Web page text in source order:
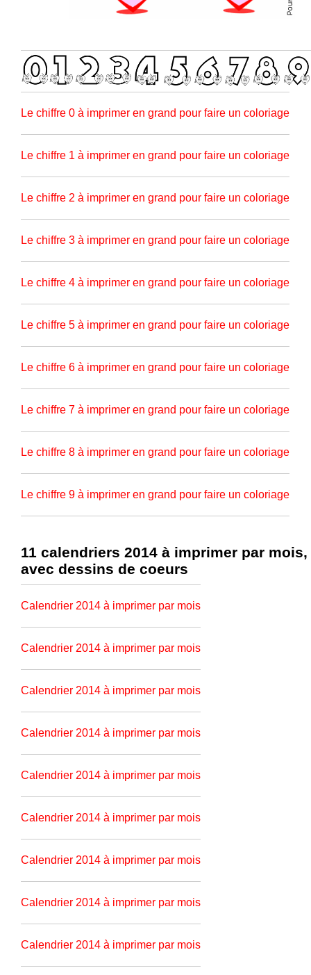
Le chiffre 0 à imprimer en grand pour faire un coloriage
Le chiffre 1 à imprimer en grand pour faire un coloriage
Le chiffre 2 à imprimer en grand pour faire un coloriage
Le chiffre 3 à imprimer en grand pour faire un coloriage
Le chiffre 4 à imprimer en grand pour faire un coloriage
Le chiffre 5 à imprimer en grand pour faire un coloriage
Le chiffre 6 à imprimer en grand pour faire un coloriage
Le chiffre 7 à imprimer en grand pour faire un coloriage
Le chiffre 8 à imprimer en grand pour faire un coloriage
Le chiffre 9 à imprimer en grand pour faire un coloriage
11 calendriers 2014 à imprimer par mois,
avec dessins de coeurs
Calendrier 2014 à imprimer par mois
Calendrier 2014 à imprimer par mois
Calendrier 2014 à imprimer par mois
Calendrier 2014 à imprimer par mois
Calendrier 2014 à imprimer par mois
Calendrier 2014 à imprimer par mois
Calendrier 2014 à imprimer par mois
Calendrier 2014 à imprimer par mois
Calendrier 2014 à imprimer par mois